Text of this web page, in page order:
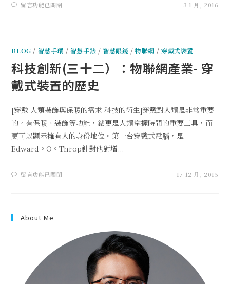
留言功能已關閉 3 1 月, 2016
BLOG / 智慧手環 / 智慧手錶 /智慧眼鏡 /物聯網 / 穿戴式裝置
科技創新(三十二）：物聯網產業- 穿
戴式裝置的歷史
[穿戴 人類裝飾與保暖的需求 科技的衍生]穿戴對人類是非常重要
的，有保暖、裝飾等功能，錶更是人類掌握時間的重要工具，而
更可以顯示擁有人的身份地位。第一台穿戴式電腦，是
Edward。O。Throp針對他對增...
留言功能已關閉 17 12 月, 2015
About Me